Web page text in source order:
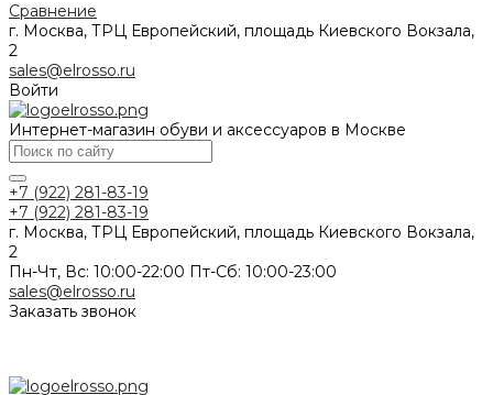
Сравнение
г. Москва, ТРЦ Европейский, площадь Киевского Вокзала,
2
sales@elrosso.ru
Войти
Интернет-магазин обуви и аксессуаров в Москве
+7 (922) 281-83-19
+7 (922) 281-83-19
г. Москва, ТРЦ Европейский, площадь Киевского Вокзала,
2
Пн-Чт, Вс: 10:00-22:00 Пт-Сб: 10:00-23:00
sales@elrosso.ru
Заказать звонок